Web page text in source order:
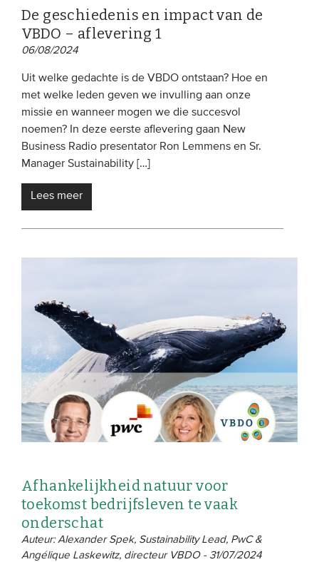
De geschiedenis en impact van de
VBDO – aflevering 1
06/08/2024
Uit welke gedachte is de VBDO ontstaan? Hoe en
met welke leden geven we invulling aan onze
missie en wanneer mogen we die succesvol
noemen? In deze eerste aflevering gaan New
Business Radio presentator Ron Lemmens en Sr.
Manager Sustainability […]
Lees meer
Afhankelijkheid natuur voor
toekomst bedrijfsleven te vaak
onderschat
Auteur: Alexander Spek, Sustainability Lead, PwC &
Angélique Laskewitz, directeur VBDO - 31/07/2024